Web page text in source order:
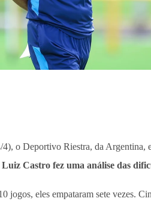
4), o Deportivo Riestra, da
Castro fez uma análise das
jogos, eles empataram sete vezes.